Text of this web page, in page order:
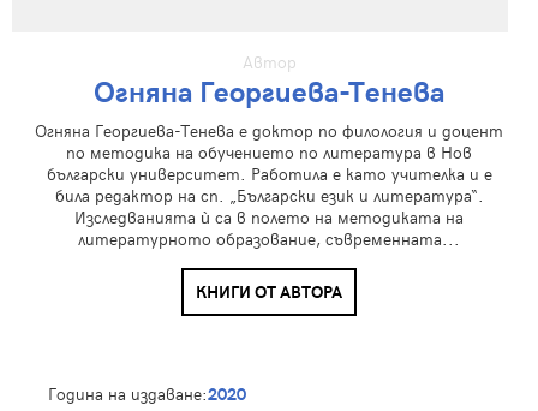
Автор
Огняна Георгиева-Тенева
Огняна Георгиева-Тенева е доктор по филология и доцент
по методика на обучението по литература в Нов
български университет. Работила е като учителка и е
била редактор на сп. „Български език и литература“.
Изследванията ù са в полето на методиката на
литературното образование, съвременната...
КНИГИ ОТ АВТОРА
Година на издаване:2020